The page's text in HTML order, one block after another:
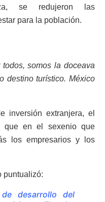
se redujeron las
para la población.
somos la doceava
destino turístico. México
inversión extranjera, el
que en el sexenio que
los empresarios y los
puntualizó:
desarrollo del